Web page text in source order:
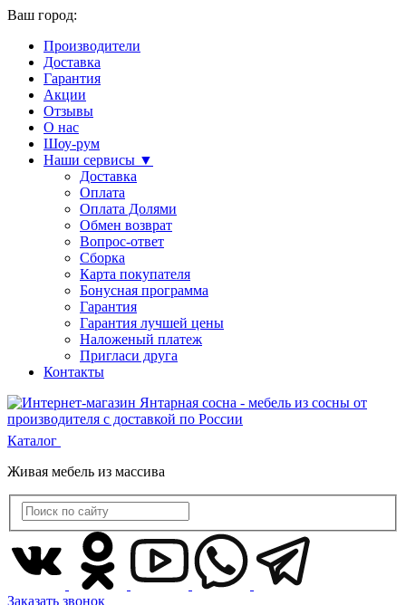
Ваш город:
Производители
Доставка
Гарантия
Акции
Отзывы
О нас
Шоу-рум
Наши сервисы ▼
Доставка
Оплата
Оплата Долями
Обмен возврат
Вопрос-ответ
Сборка
Карта покупателя
Бонусная программа
Гарантия
Гарантия лучшей цены
Наложеный платеж
Пригласи друга
Контакты
Каталог
Живая мебель из массива
Заказать звонок